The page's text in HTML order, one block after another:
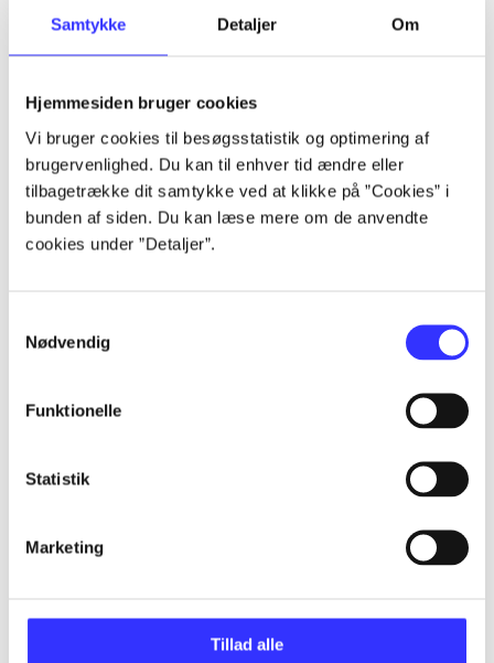
Samtykke Detaljer Om
Hjemmesiden bruger cookies
Vi bruger cookies til besøgsstatistik og optimering af
brugervenlighed. Du kan til enhver tid ændre eller
tilbagetrække dit samtykke ved at klikke på ”Cookies” i
bunden af siden. Du kan læse mere om de anvendte
cookies under ”Detaljer”.
Nødvendig
Funktionelle
Statistik
Marketing
Tillad alle
Artikler
...
...
...
...
Gå til serien